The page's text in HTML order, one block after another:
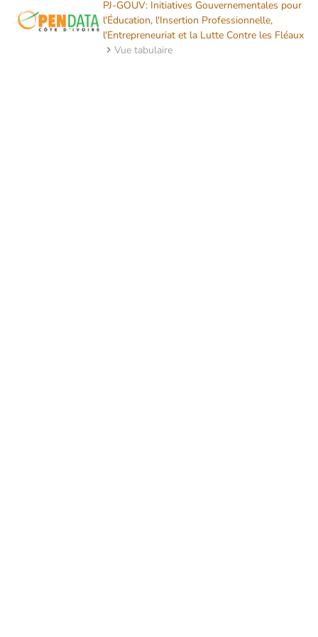
PJ-GOUV: Initiatives Gouvernementales pour
l'Éducation, l'Insertion Professionnelle,
l'Entrepreneuriat et la Lutte Contre les Fléaux
Vue tabulaire